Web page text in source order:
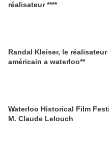
réalisateur ****
Randal Kleiser, le réalisateur
américain a waterloo**
Waterloo Historical Film
M. Claude Lelouch